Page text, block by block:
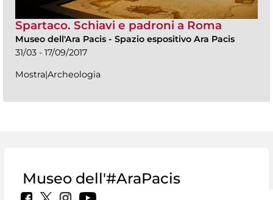
Spartaco. Schiavi e padroni a Roma
Museo dell'Ara Pacis - Spazio espositivo Ara Pacis
31/03 - 17/09/2017
Mostra|Archeologia
Museo dell'#AraPacis